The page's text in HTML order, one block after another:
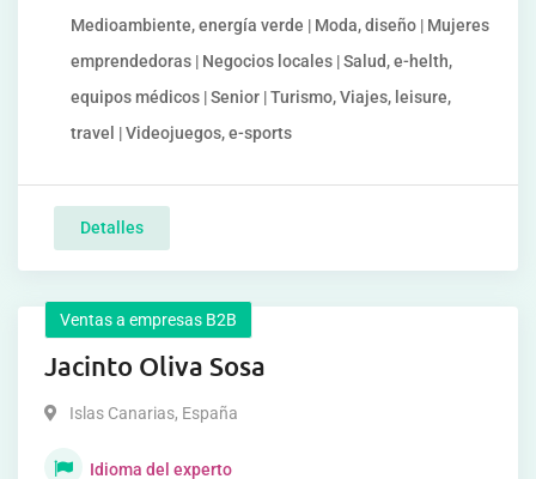
Medioambiente, energía verde | Moda, diseño | Mujeres
emprendedoras | Negocios locales | Salud, e-helth,
equipos médicos | Senior | Turismo, Viajes, leisure,
travel | Videojuegos, e-sports
Detalles
Ventas a empresas B2B
Jacinto Oliva Sosa
Islas Canarias, España
Idioma del experto